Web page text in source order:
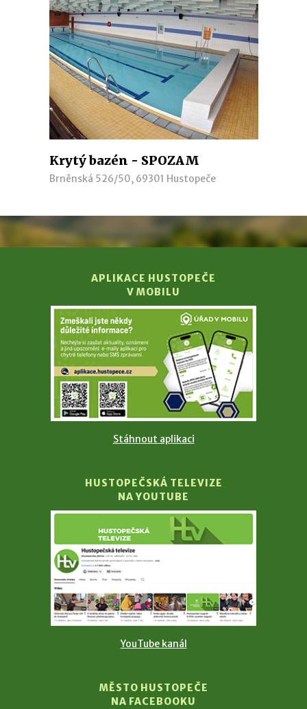
Krytý bazén - SPOZAM
Brněnská 526/50, 69301 Hustopeče
APLIKACE HUSTOPEČE
V MOBILU
Stáhnout aplikaci
HUSTOPEČSKÁ TELEVIZE
NA YOUTUBE
YouTube kanál
MĚSTO HUSTOPEČE
NA FACEBOOKU